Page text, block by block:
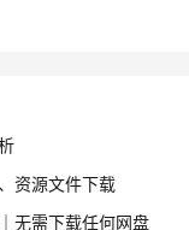
资源文件下载
无需下载任何网盘